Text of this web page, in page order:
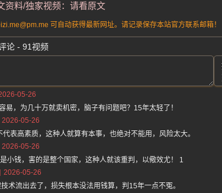
资料/独家视频：请看原文
可自动获得最新网址。请记录保存本站官方联系邮箱！
论 - 91视频
05-26
，为几十万就卖机密，脑子有问题吧？15年太轻了！
2026-05-26
表高素质，这种人就算有本事，也绝对不能用，风险太大。
2026-05-26
小钱，害的是整个国家，这种人就该重判，以儆效尤！ 1
2026-05-26
术流出去了，损失根本没法用钱算，判15年一点不冤。